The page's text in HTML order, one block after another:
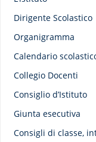
Dirigente Scolastico
Organigramma
Calendario
Collegio Docenti
Consiglio d’Istituto
Giunta esecutiva
Consigli di classe,